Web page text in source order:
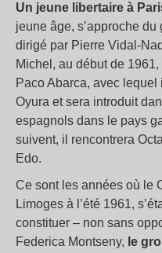
Un jeune libertaire à
jeune âge, s’approche
dirigé par Pierre Vidal-
Michel, au début de
Paco Abarca, avec
Oyura et sera introduit
espagnols dans le pays
suivent, il rencontrera
Edo.
Ce sont les années où le
Limoges à l’été 1961,
constituer – non sans
Federica Montseny, le